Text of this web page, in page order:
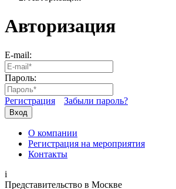
Авторизация
E-mail:
Пароль:
Регистрация Забыли пароль?
Вход
О компании
Регистрация на мероприятия
Контакты
i
Представительство в Москве